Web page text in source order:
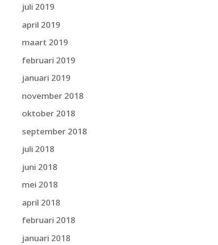
juli 2019
april 2019
maart 2019
februari 2019
januari 2019
november 2018
oktober 2018
september 2018
juli 2018
juni 2018
mei 2018
april 2018
februari 2018
januari 2018